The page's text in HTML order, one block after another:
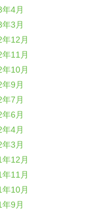
4月
3月
年12月
年11月
年10月
9月
7月
6月
4月
3月
年12月
年11月
年10月
9月